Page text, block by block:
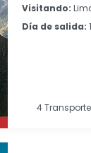
Visitando:
Día de salida:
4